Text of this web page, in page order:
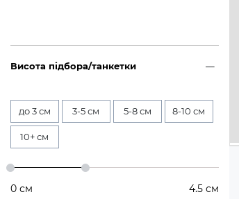
Висота підбора/танкетки
до 3 см 3-5 см 5-8 см 8-10 см
10+ см
0 см 4.5 см